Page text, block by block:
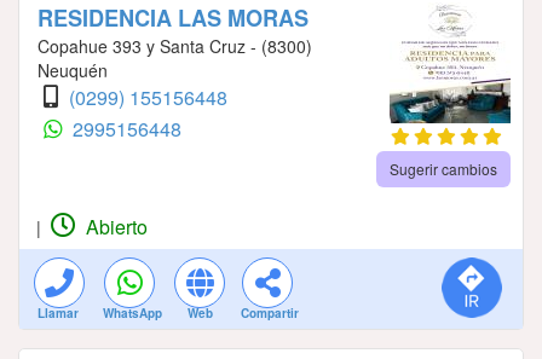
RESIDENCIA LAS MORAS
Copahue 393 y Santa Cruz - (8300)
Neuquén
(0299) 155156448
2995156448
Sugerir cambios
| Abierto
Llamar WhatsApp Web Compartir